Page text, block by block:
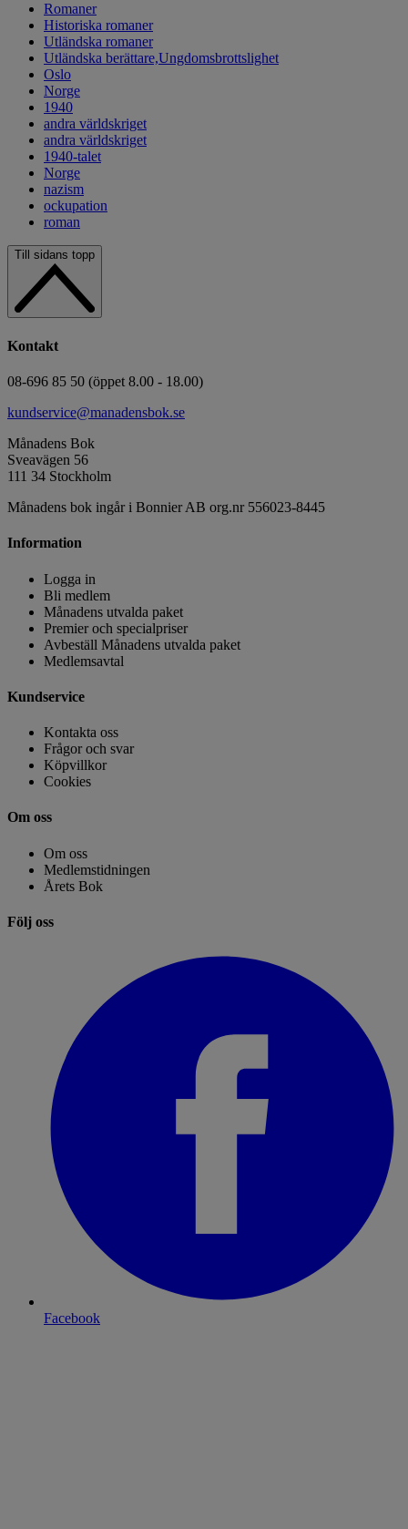
Romaner
Historiska romaner
Utländska romaner
Utländska berättare,Ungdomsbrottslighet
Oslo
Norge
1940
andra världskriget
andra världskriget
1940-talet
Norge
nazism
ockupation
roman
Till sidans topp
Kontakt
08-696 85 50 (öppet 8.00 - 18.00)
kundservice@manadensbok.se
Månadens Bok
Sveavägen 56
111 34 Stockholm
Månadens bok ingår i Bonnier AB org.nr 556023-8445
Information
Logga in
Bli medlem
Månadens utvalda paket
Premier och specialpriser
Avbeställ Månadens utvalda paket
Medlemsavtal
Kundservice
Kontakta oss
Frågor och svar
Köpvillkor
Cookies
Om oss
Om oss
Medlemstidningen
Årets Bok
Följ oss
Facebook